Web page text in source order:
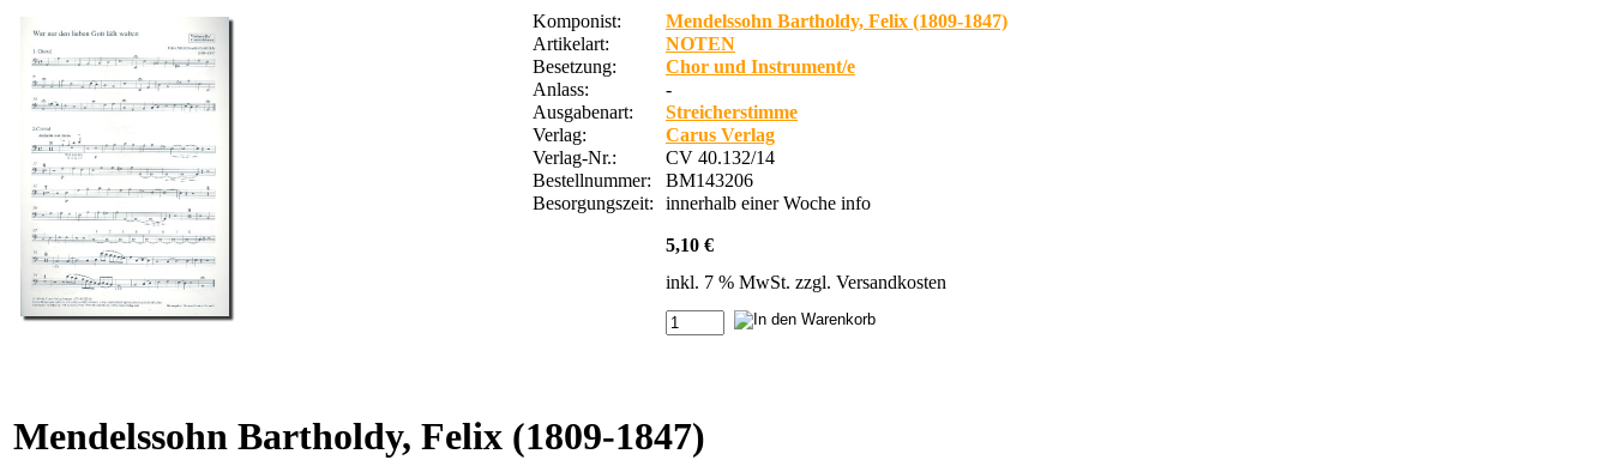
Komponist:
Mendelssohn Bartholdy, Felix (1809-1847)
Artikelart:
NOTEN
Besetzung:
Chor und Instrument/e
Anlass:
-
Ausgabenart:
Streicherstimme
Verlag:
Carus Verlag
Verlag-Nr.:
CV 40.132/14
Bestellnummer:
BM143206
Besorgungszeit:
innerhalb einer Woche info
5,10 €
inkl. 7 % MwSt. zzgl. Versandkosten
Mendelssohn Bartholdy, Felix (1809-1847)